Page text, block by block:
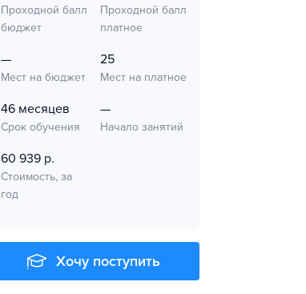
Проходной балл
бюджет
Проходной балл
платное
—
Мест на бюджет
25
Мест на платное
46 месяцев
Срок обучения
—
Начало занятий
60 939 р.
Стоимость, за
год
Хочу поступить